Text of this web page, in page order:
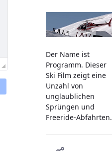
Der Name ist
Programm. Dieser
Ski Film zeigt eine
Unzahl von
unglaublichen
Sprüngen und
Freeride-Abfahrten.